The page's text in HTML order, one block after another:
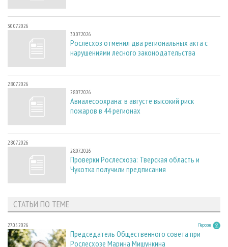
30.07.2026
30.07.2026
Рослесхоз отменил два региональных акта с
нарушениями лесного законодательства
28.07.2026
28.07.2026
Авиалесоохрана: в августе высокий риск
пожаров в 44 регионах
28.07.2026
28.07.2026
Проверки Рослесхоза: Тверская область и
Чукотка получили предписания
СТАТЬИ ПО ТЕМЕ
27.05.2026 Персона
Председатель Общественного совета при
Рослесхозе Марина Мишункина